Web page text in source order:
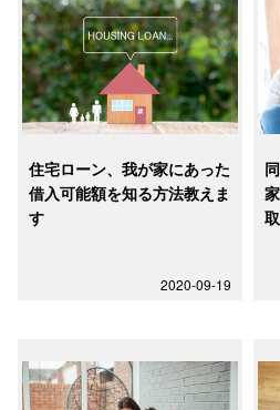
住宅ローン、我が家にあった
借入可能額を知る方法教えま
す
2020-09-19